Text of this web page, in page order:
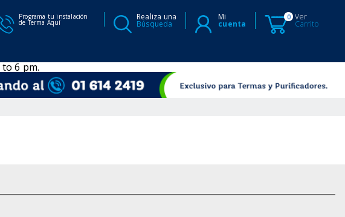
Programa tu instalación
de Terma Aquí
Realiza una
Búsqueda
Mi
cuenta
0 Ver
Carrito
6 pm.